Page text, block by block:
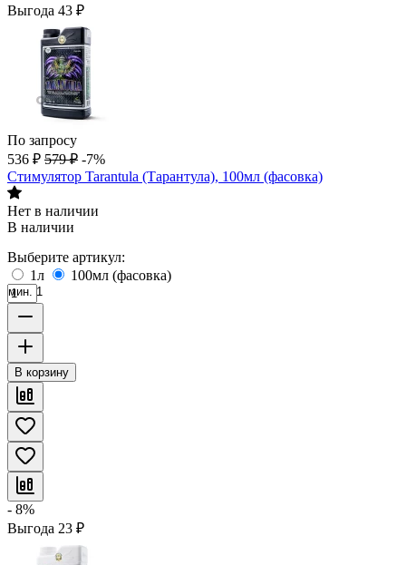
Выгода 43 ₽
По запросу
536 ₽ 579 ₽ -7%
Стимулятор Tarantula (Тарантула), 100мл (фасовка)
Нет в наличии
В наличии
Выберите артикул:
1л
100мл (фасовка)
мин. 1
В корзину
- 8%
Выгода 23 ₽